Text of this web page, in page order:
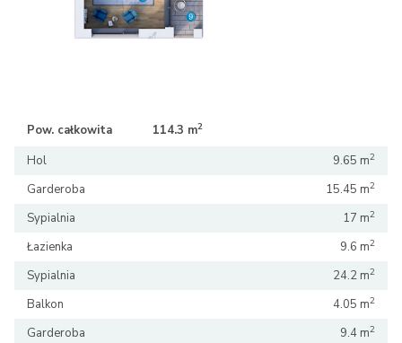
Pow. całkowita 114.3 m2
Hol 9.65 m2
Garderoba 15.45 m2
Sypialnia 17 m2
Łazienka 9.6 m2
Sypialnia 24.2 m2
Balkon 4.05 m2
Garderoba 9.4 m2